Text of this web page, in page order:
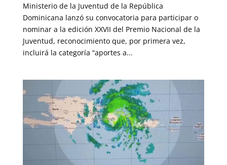
Ministerio de la Juventud de la República
Dominicana lanzó su convocatoria para participar o
nominar a la edición XXVII del Premio Nacional de la
Juventud, reconocimiento que, por primera vez,
incluirá la categoría “aportes a...